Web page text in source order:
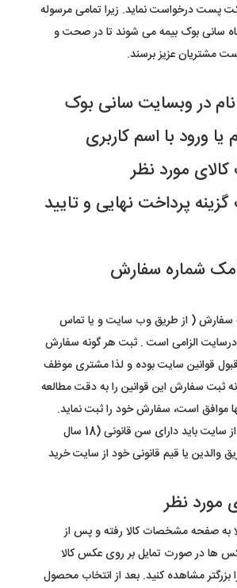
پست درخواست نماید. زیرا تمامی مرسوله
سانی بوک بیمه می شوند تا در صحت و
مشتریان عزیز برسند.
در وبسایت سانی بوک
یا ورود با اسم کاربری
مورد نظر
پرداخت نهایی و تایید
شماره سفارش
سفارش ( از طریق وب سایت و یا تماس
درسایت الزامی است . ثبت هر گونه سفارش
قوانین سایت بوده و لذا مشتری موظف
ثبت سفارش این قوانین را به دقت مطالعه
موافق است، سفارش خود را ثبت نماید.
کاربران برای خرید از سایت باید دارای سن قانونی (18 سال
والدین یا قیم قانونی خود از سایت خرید
مورد نظر
به صفحه مشخصات کالا رفته و پس از
ها در صورت تمایل بر روی عکس کالا
بزرگتر مشاهده کنید. بعد از انتخاب محصول